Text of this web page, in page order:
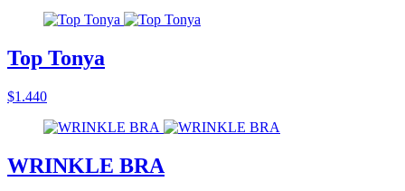
Top Tonya
$1.440
WRINKLE BRA